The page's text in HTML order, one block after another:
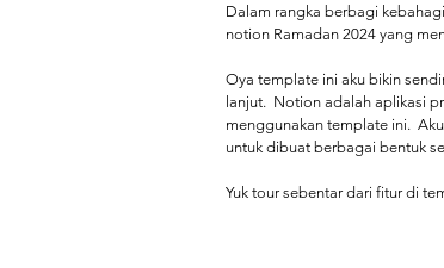
Dalam rangka berbagi
notion Ramadan 2024 yang
Oya template ini aku bikin
lanjut.  Notion adalah aplikasi
menggunakan template ini.
untuk dibuat berbagai bentuk
Yuk tour sebentar dari fitur di